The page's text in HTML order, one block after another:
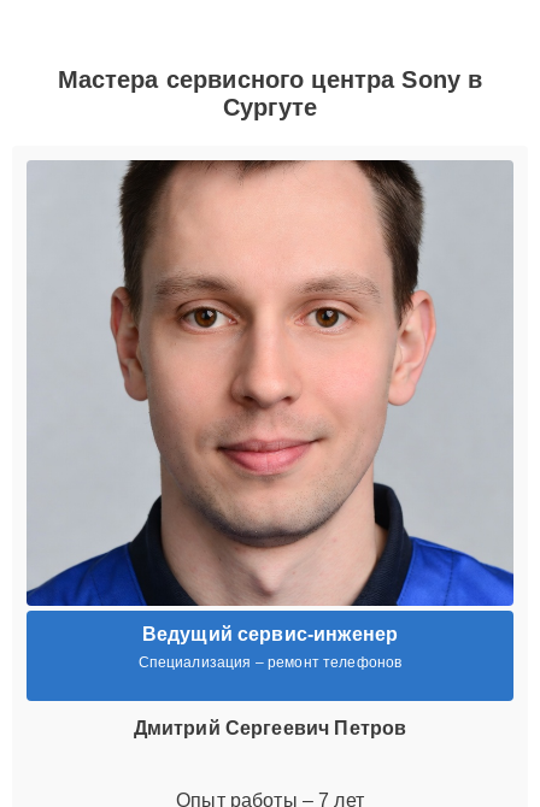
Мастера сервисного центра Sony в
Сургуте
Ведущий сервис-инженер
Специализация – ремонт телефонов
Дмитрий Сергеевич Петров
Опыт работы – 7 лет